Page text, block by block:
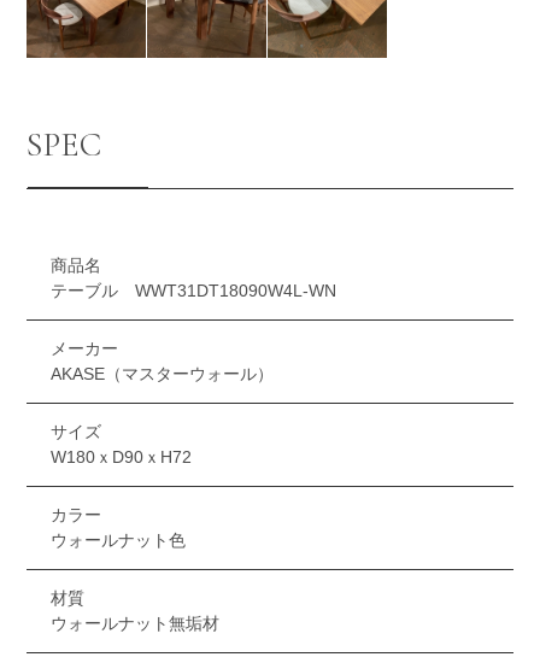
SPEC
商品名
テーブル WWT31DT18090W4L-WN
メーカー
AKASE（マスターウォール）
サイズ
W180ｘD90ｘH72
カラー
ウォールナット色
材質
ウォールナット無垢材